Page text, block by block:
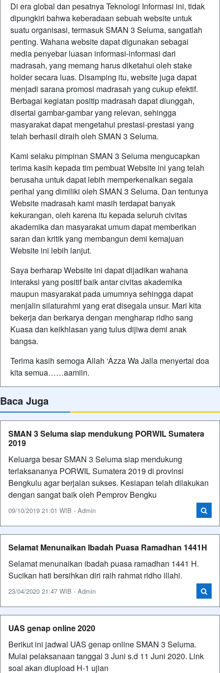
Di era global dan pesatnya Teknologi Informasi ini, tidak
dipungkiri bahwa keberadaan sebuah website untuk
suatu organisasi, termasuk SMAN 3 Seluma, sangatlah
penting. Wahana website dapat digunakan sebagai
media penyebar luasan informasi-informasi dari
madrasah, yang memang harus diketahui oleh stake
holder secara luas. Disamping itu, website juga dapat
menjadi sarana promosi madrasah yang cukup efektif.
Berbagai kegiatan positip madrasah dapat diunggah,
disertai gambar-gambar yang relevan, sehingga
masyarakat dapat mengetahui prestasi-prestasi yang
telah berhasil diraih oleh SMAN 3 Seluma.
Kami selaku pimpinan SMAN 3 Seluma mengucapkan
terima kasih kepada tim pembuat Website ini yang telah
berusaha untuk dapat lebih memperkenalkan segala
perihal yang dimiliki oleh SMAN 3 Seluma. Dan tentunya
Website madrasah kami masih terdapat banyak
kekurangan, oleh karena itu kepada seluruh civitas
akademika dan masyarakat umum dapat memberikan
saran dan kritik yang membangun demi kemajuan
Website ini lebih lanjut.
Saya berharap Website ini dapat dijadikan wahana
interaksi yang positif baik antar civitas akademika
maupun masyarakat pada umumnya sehingga dapat
menjalin silaturahmi yang erat disegala unsur. Mari kita
bekerja dan berkarya dengan mengharap ridho sang
Kuasa dan keikhlasan yang tulus dijiwa demi anak
bangsa.
Terima kasih semoga Allah ‘Azza Wa Jalla menyertai doa
kita semua……aamiin.
Baca Juga
SMAN 3 Seluma siap mendukung PORWIL Sumatera
2019
Keluarga besar SMAN 3 Seluma siap mendukung
terlaksananya PORWIL Sumatera 2019 di provinsi
Bengkulu agar berjalan sukses. Kesiapan telah dilakukan
dengan sangat baik oleh Pemprov Bengku
09/10/2019 21:01 WIB - Admin
Selamat Menunaikan Ibadah Puasa Ramadhan 1441H
Selamat menunaikan ibadah puasa ramadhan 1441 H.
Sucikan hati bersihkan diri raih rahmat ridho illahi.
23/04/2020 21:47 WIB - Admin
UAS genap online 2020
Berikut ini jadwal UAS genap online SMAN 3 Seluma.
Mulai pelaksanaan tanggal 3 Juni s.d 11 Juni 2020. Link
soal akan diupload H-1 ujian